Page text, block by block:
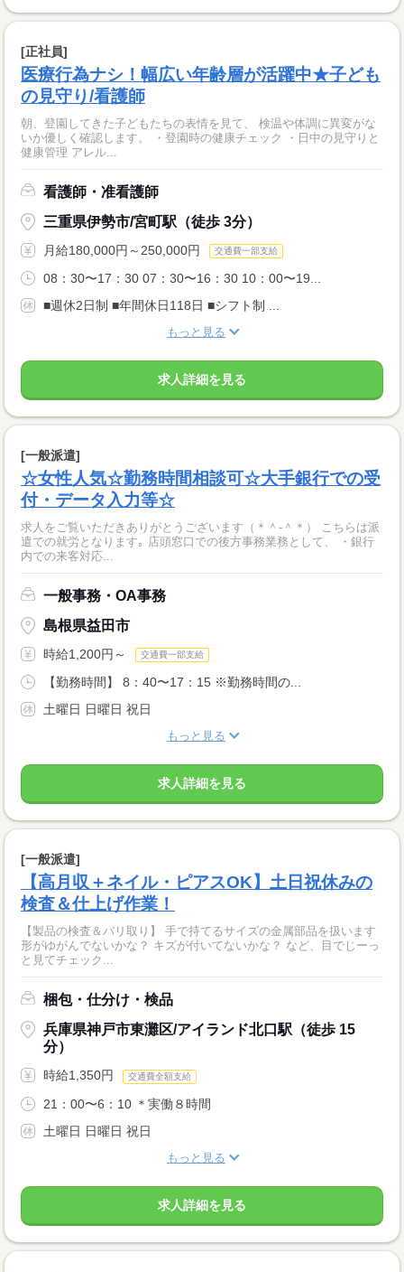
[正社員]
医療行為ナシ！幅広い年齢層が活躍中★子ども
の見守り/看護師
朝、登園してきた子どもたちの表情を見て、 検温や体調に異変がな
いか優しく確認します。 ・登園時の健康チェック ・日中の見守りと
健康管理 アレル...
看護師・准看護師
三重県伊勢市/宮町駅（徒歩 3分）
月給180,000円～250,000円 交通費一部支給
08：30〜17：30 07：30〜16：30 10：00〜19...
■週休2日制 ■年間休日118日 ■シフト制 ...
もっと見る
求人詳細を見る
[一般派遣]
☆女性人気☆勤務時間相談可☆大手銀行での受
付・データ入力等☆
求人をご覧いただきありがとうございます（＊＾-＾＊） こちらは派
遣での就労となります｡ 店頭窓口での後方事務業務として、 ・銀行
内での来客対応...
一般事務・OA事務
島根県益田市
時給1,200円～ 交通費一部支給
【勤務時間】 8：40〜17：15 ※勤務時間の...
土曜日 日曜日 祝日
もっと見る
求人詳細を見る
[一般派遣]
【高月収＋ネイル・ピアスOK】土日祝休みの
検査＆仕上げ作業！
【製品の検査＆バリ取り】 手で持てるサイズの金属部品を扱います
形がゆがんでないかな？ キズが付いてないかな？ など、目でじーっ
と見てチェック...
梱包・仕分け・検品
兵庫県神戸市東灘区/アイランド北口駅（徒歩 15
分）
時給1,350円 交通費全額支給
21：00〜6：10 ＊実働８時間
土曜日 日曜日 祝日
もっと見る
求人詳細を見る